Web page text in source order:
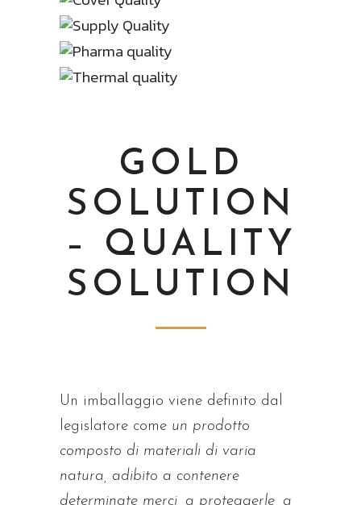
GOLD
SOLUTION
– QUALITY
SOLUTION
Un imballaggio viene definito dal
legislatore come un prodotto
composto di materiali di varia
natura, adibito a contenere
determinate merci, a proteggerle, a